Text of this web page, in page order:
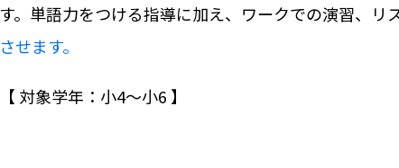
す。単語力をつける指導に加え、ワークでの演習、リ
させます。
【 対象学年：小4〜小6 】